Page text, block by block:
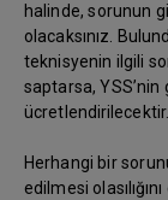
halinde, sorunun
olacaksınız.
teknisyenin ilgili
saptarsa,
ücretlendirilecektir.
Herhangi bir
edilmesi